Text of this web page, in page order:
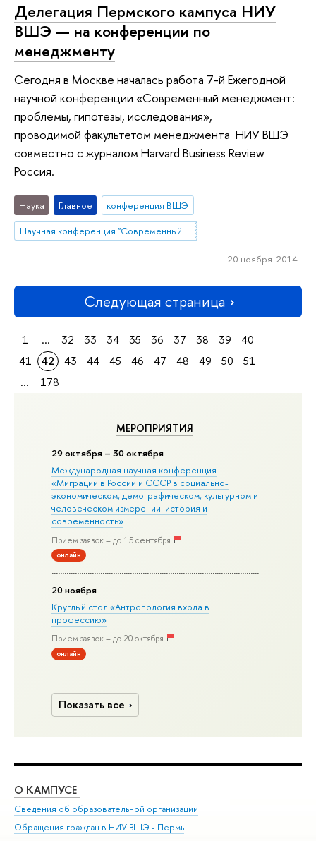
МЕРОПРИЯТИЯ
29 октября – 30 октября
Международная научная конференция
«Миграции в Росcии и СССР в социально-
экономическом, демографическом, культурном и
человеческом измерении: история и
современность»
Прием заявок – до 15 сентября
онлайн
20 ноября
Круглый стол «Антропология входа в
профессию»
Прием заявок – до 20 октября
онлайн
Показать все
Делегация Пермского кампуса НИУ
ВШЭ — на конференции по
менеджменту
Сегодня в Москве началась работа 7-й Ежегодной
научной конференции «Современный менеджмент:
проблемы, гипотезы, исследования»,
проводимой факультетом менеджмента НИУ ВШЭ
совместно с журналом Harvard Business Review
Россия.
Наука Главное
конференция ВШЭ
Научная конференция "Современный менеджмент: проблемы, гипотезы, исследования"
20 ноября 2014
Следующая страница
1 ... 32 33 34 35 36 37 38 39
40
41
42 43 44 45 46 47 48 49 50
51
...
178
О КАМПУСЕ
Сведения об образовательной организации
Обращения граждан в НИУ ВШЭ - Пермь